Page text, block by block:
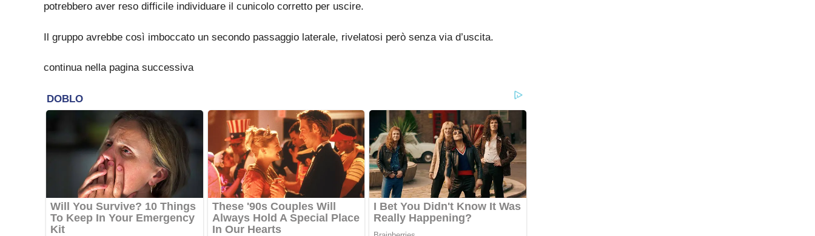
potrebbero aver reso difficile individuare il cunicolo corretto per uscire.
Il gruppo avrebbe così imboccato un secondo passaggio laterale, rivelatosi però senza via d’uscita.
continua nella pagina successiva